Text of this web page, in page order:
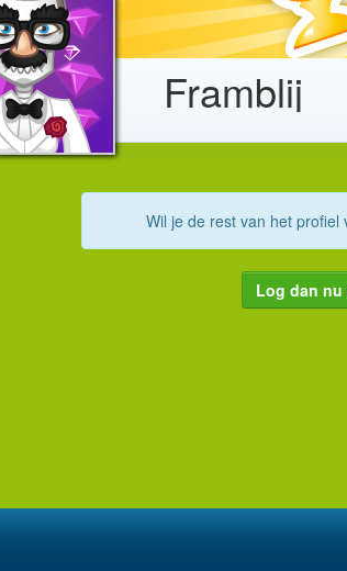
Framblij
Wil je de rest van het profiel
Log dan nu